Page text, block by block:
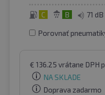
C B 71 dB
Porovnať
€ 136.25 vrátane DPH
NA SKLADE
Doprava zadarmo